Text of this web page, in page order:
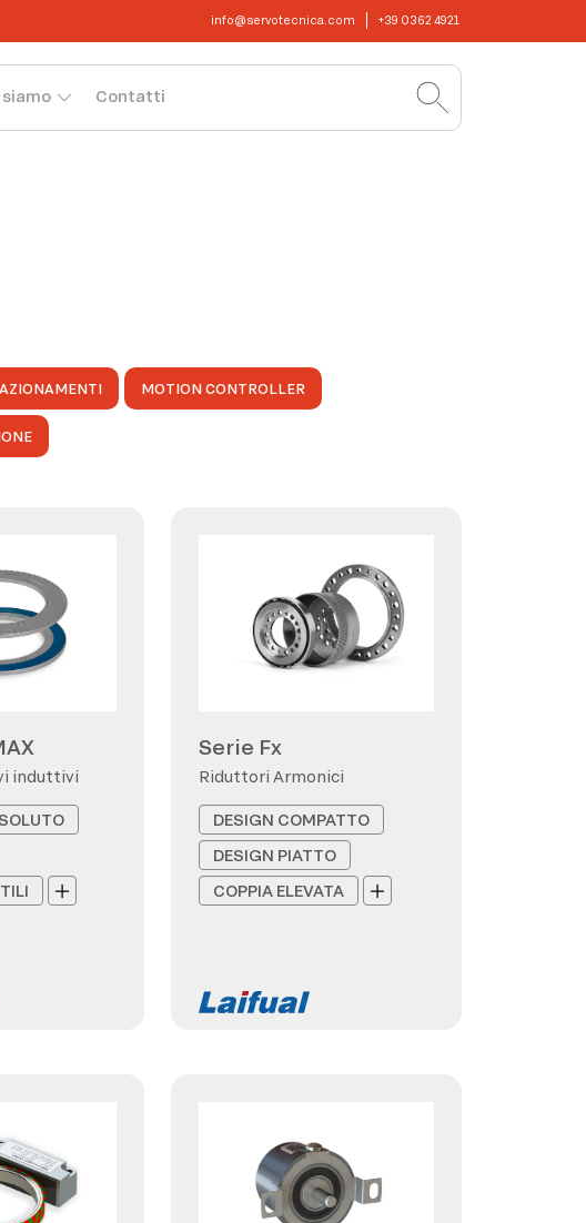
info@servotecnica.com +39 0362 4921
siamo Contatti
MOTION CONTROLLER
induttivi
Serie Fx
Riduttori Armonici
DESIGN COMPATTO
DESIGN PIATTO
COPPIA ELEVATA